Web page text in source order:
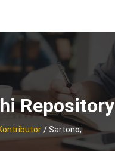
Repository
/ Sartono,